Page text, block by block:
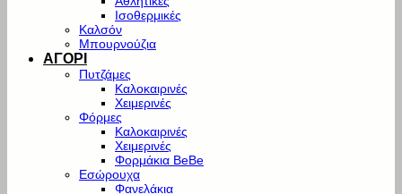
Ισοθερμικές
Καλσόν
Μπουρνούζια
ΑΓΟΡΙ
Πυτζάμες
Καλοκαιρινές
Χειμερινές
Φόρμες
Καλοκαιρινές
Χειμερινές
Φορμάκια BeBe
Εσώρουχα
Φανελάκια